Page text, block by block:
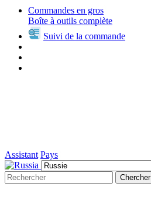
Commandes en gros
Boîte à outils complète
Suivi de la commande
Assistant Pays
Chercher